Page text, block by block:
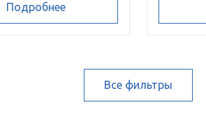
Подробнее
Все фильтры